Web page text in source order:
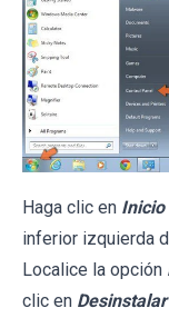
Haga clic en Inicio
inferior izquierda
Localice la opción
clic en